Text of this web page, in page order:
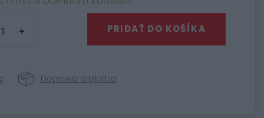
PRIDAŤ DO KOŠÍKA
Doprava a platba